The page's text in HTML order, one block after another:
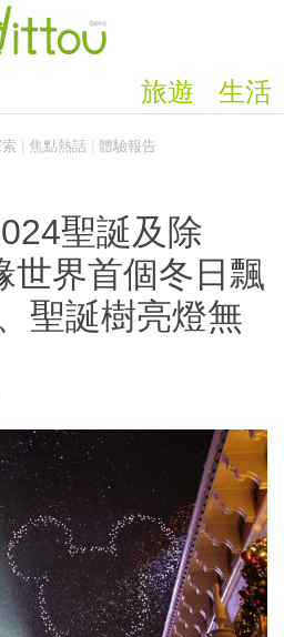
生活
旅遊
焦點熱話 體驗報告
聖誕及除
世界首個冬日飄
聖誕樹亮燈無